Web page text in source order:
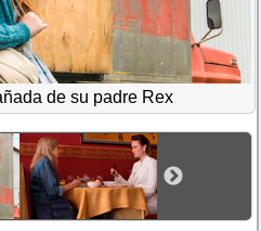
de su padre Rex